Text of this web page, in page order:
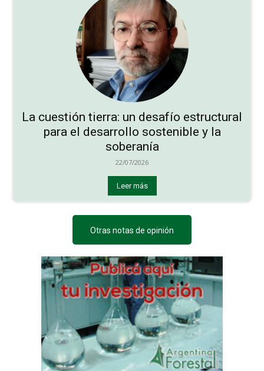
La cuestión tierra: un desafío estructural
para el desarrollo sostenible y la
soberanía
22/07/2026
Leer más
Otras notas de opinión